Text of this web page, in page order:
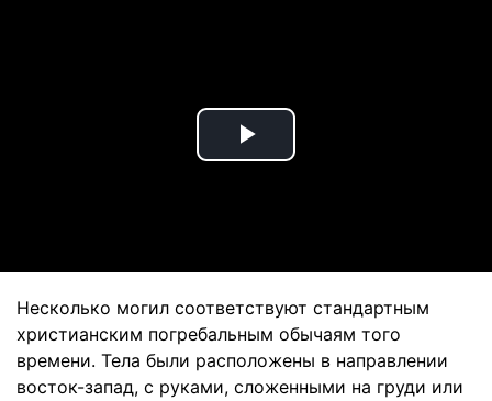
Play
Несколько могил соответствуют стандартным
христианским погребальным обычаям того
времени. Тела были расположены в направлении
восток-запад, с руками, сложенными на груди или